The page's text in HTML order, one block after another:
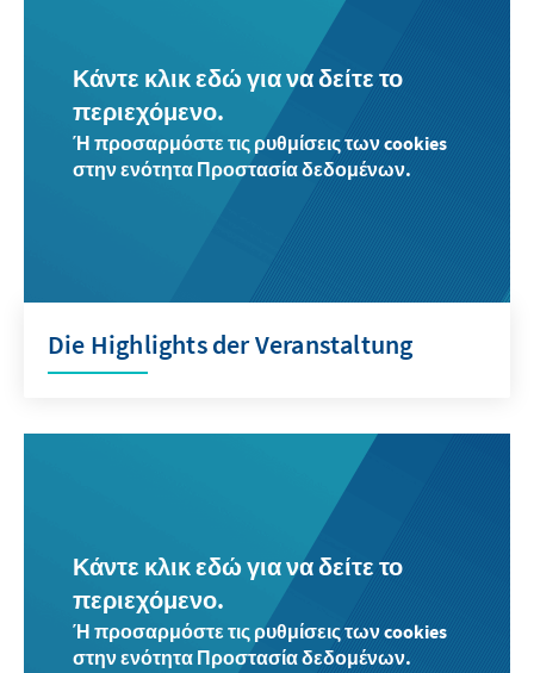
Κάντε κλικ εδώ για να δείτε το
περιεχόμενο.
Ή προσαρμόστε τις ρυθμίσεις των cookies
στην ενότητα Προστασία δεδομένων.
Die Highlights der Veranstaltung
Κάντε κλικ εδώ για να δείτε το
περιεχόμενο.
Ή προσαρμόστε τις ρυθμίσεις των cookies
στην ενότητα Προστασία δεδομένων.